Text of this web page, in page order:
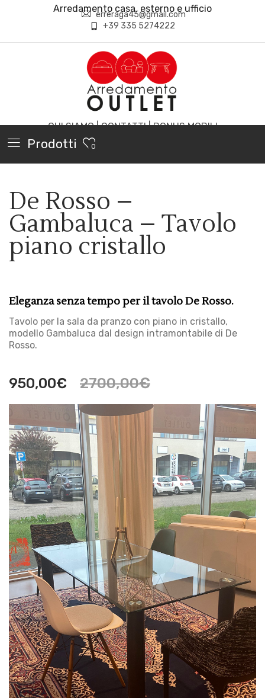
Arredamento casa, esterno e ufficio
erreraga45@gmail.com
+39 335 5274222
CHI SIAMO|CONTATTI|BONUS MOBILI
Prodotti 0
De Rosso –
Gambaluca – Tavolo
piano cristallo
Eleganza senza tempo per il tavolo De Rosso.
Tavolo per la sala da pranzo con piano in cristallo,
modello Gambaluca dal design intramontabile di De
Rosso.
950,00€ 2700,00€